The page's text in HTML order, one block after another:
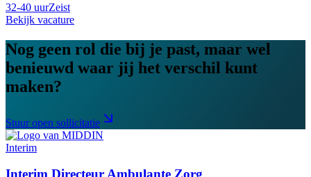
32-40 uurZeist
Bekijk vacature
Nog geen rol die bij je past, maar wel
benieuwd waar jij het verschil kunt
maken?
Stuur open sollicitatie
Interim
Interim Directeur Ambulante Zorg